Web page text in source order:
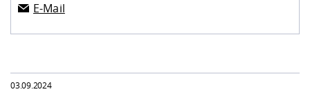
E-Mail
03.09.2024